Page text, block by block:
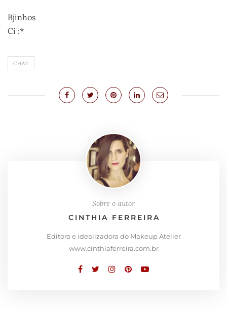
Bjinhos
Ci ;*
CHAT
Sobre o autor
CINTHIA FERREIRA
Editora e idealizadora do Makeup Atelier
www.cinthiaferreira.com.br